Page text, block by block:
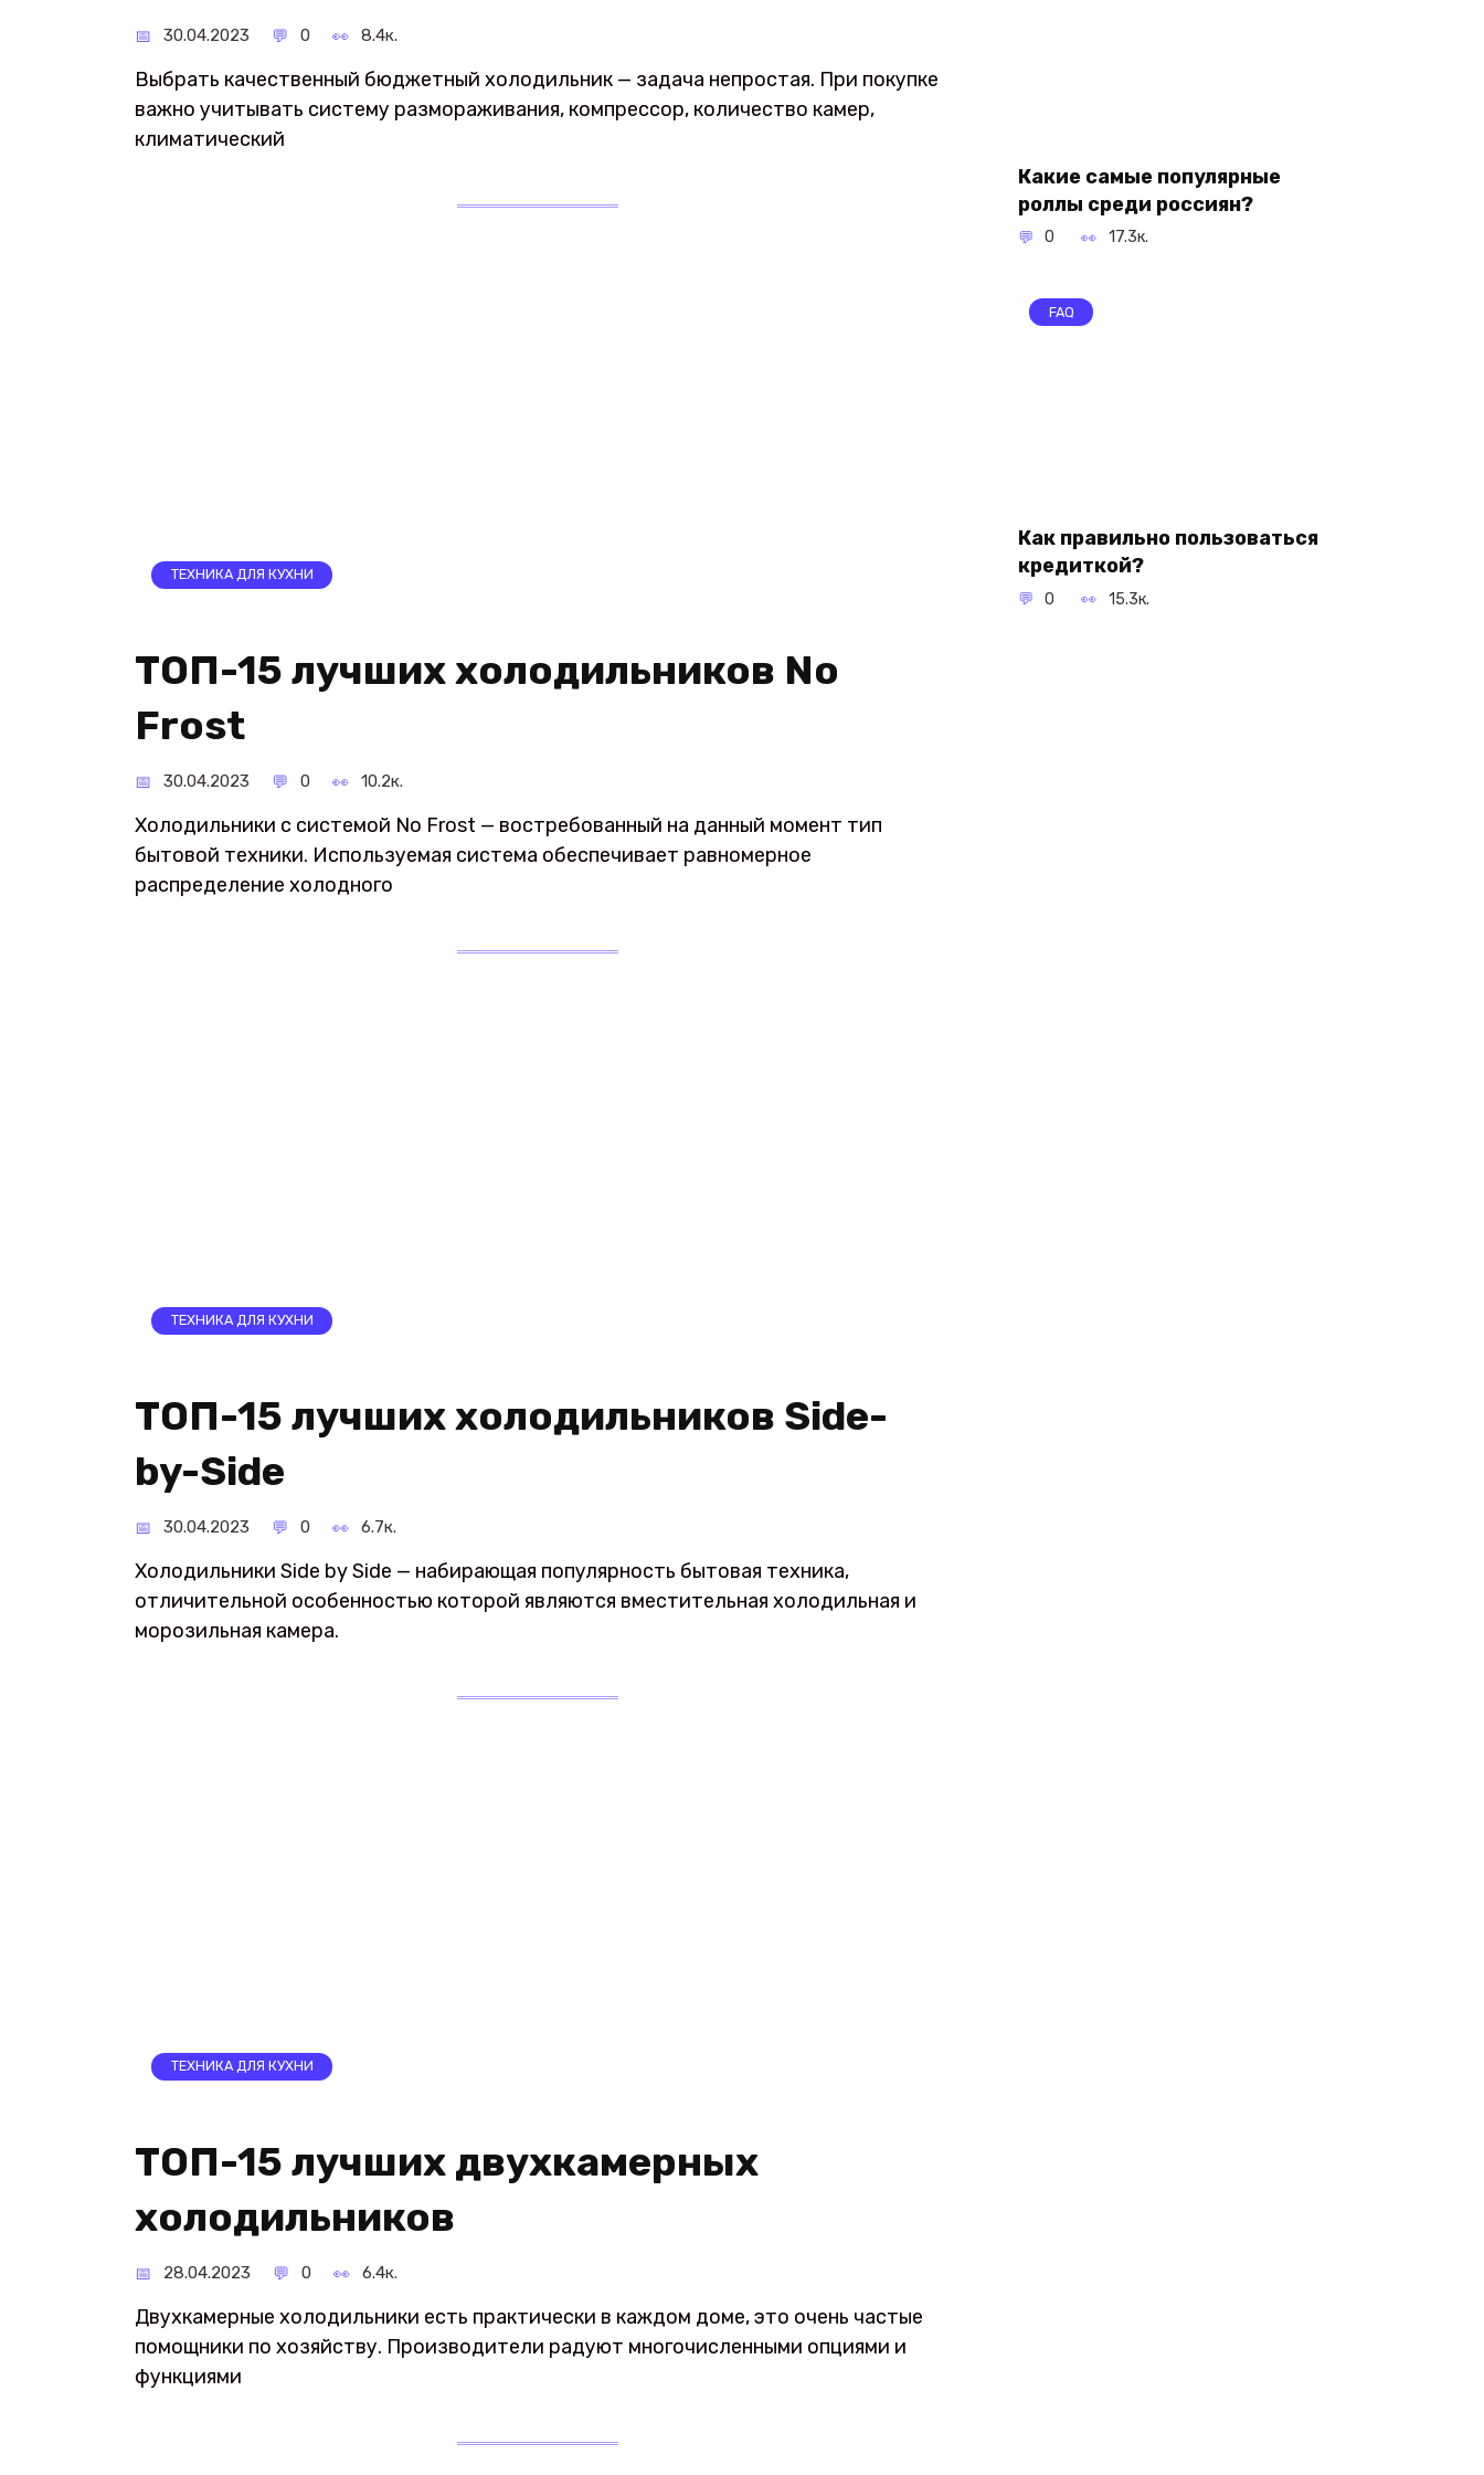
30.04.2023 0 8.4к.
Выбрать качественный бюджетный холодильник — задача непростая. При покупке
важно учитывать систему размораживания, компрессор, количество камер,
климатический
ТЕХНИКА ДЛЯ КУХНИ
ТОП-15 лучших холодильников No
Frost
30.04.2023 0 10.2к.
Холодильники с системой No Frost — востребованный на данный момент тип
бытовой техники. Используемая система обеспечивает равномерное
распределение холодного
ТЕХНИКА ДЛЯ КУХНИ
ТОП-15 лучших холодильников Side-
by-Side
30.04.2023 0 6.7к.
Холодильники Side by Side — набирающая популярность бытовая техника,
отличительной особенностью которой являются вместительная холодильная и
морозильная камера.
ТЕХНИКА ДЛЯ КУХНИ
ТОП-15 лучших двухкамерных
холодильников
28.04.2023 0 6.4к.
Двухкамерные холодильники есть практически в каждом доме, это очень частые
помощники по хозяйству. Производители радуют многочисленными опциями и
функциями
Какие самые популярные
роллы среди россиян?
0 17.3к.
FAQ
Как правильно пользоваться
кредиткой?
0 15.3к.